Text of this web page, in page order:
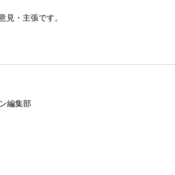
見・主張です。
編集部